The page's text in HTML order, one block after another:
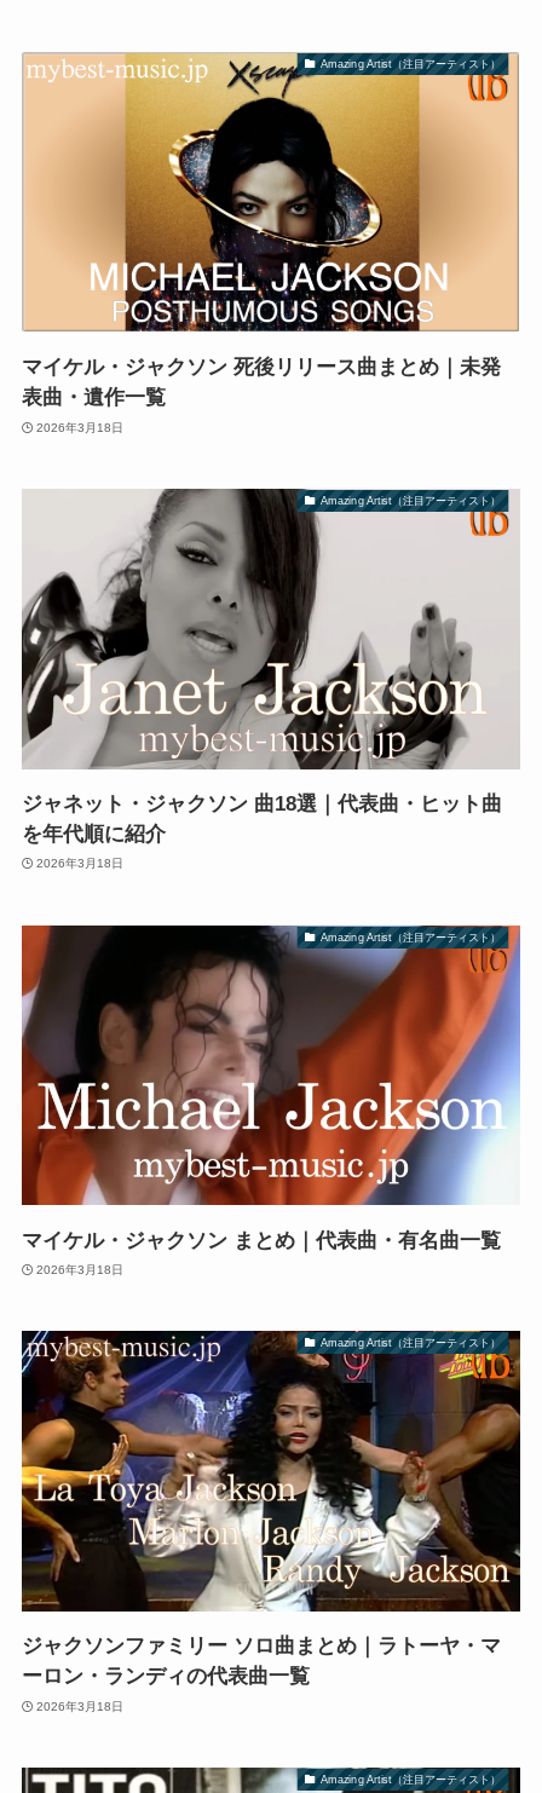
Amazing Artist（注目アーティスト）
マイケル・ジャクソン 死後リリース曲まとめ｜未発
表曲・遺作一覧
2026年3月18日
Amazing Artist（注目アーティスト）
ジャネット・ジャクソン 曲18選｜代表曲・ヒット曲
を年代順に紹介
2026年3月18日
Amazing Artist（注目アーティスト）
マイケル・ジャクソン まとめ｜代表曲・有名曲一覧
2026年3月18日
Amazing Artist（注目アーティスト）
ジャクソンファミリー ソロ曲まとめ｜ラトーヤ・マ
ーロン・ランディの代表曲一覧
2026年3月18日
Amazing Artist（注目アーティスト）